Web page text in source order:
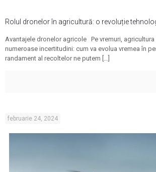
Rolul dronelor în agricultură: o revoluție
Avantajele dronelor agricole Pe vremuri, agricultura
numeroase incertitudini: cum va evolua vremea în
randament al recoltelor ne putem […]
februarie 24, 2024